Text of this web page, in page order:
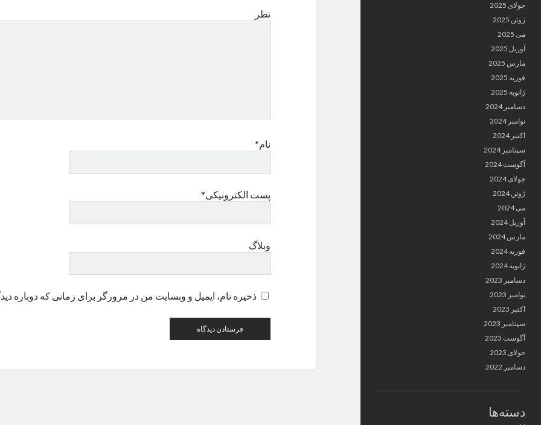
جولای 2025
ژوئن 2025
می 2025
آوریل 2025
مارس 2025
فوریه 2025
ژانویه 2025
دسامبر 2024
نوامبر 2024
اکتبر 2024
سپتامبر 2024
آگوست 2024
جولای 2024
ژوئن 2024
می 2024
آوریل 2024
مارس 2024
فوریه 2024
ژانویه 2024
دسامبر 2023
نوامبر 2023
اکتبر 2023
سپتامبر 2023
آگوست 2023
جولای 2023
دسامبر 2022
دسته‌ها
نظر
نام*
پست الکترونیکی*
وبلاگ
ذخیره نام، ایمیل و وبسایت من در مرورگر برای زمانی که دوباره